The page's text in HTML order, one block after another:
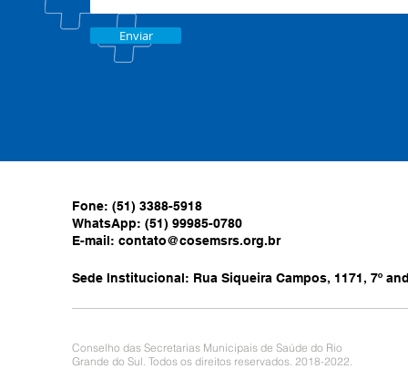
Enviar
Fone: (51) 3388-5918
WhatsApp: (51) 99985-0780
E-mail: contato@cosemsrs.org.br
Sede Institucional: Rua Siqueira Campos, 1171, 7º
Conselho das Secretarias Municipais de Saúde do Rio
Grande do Sul. Todos os direitos reservados. 2018-2022.